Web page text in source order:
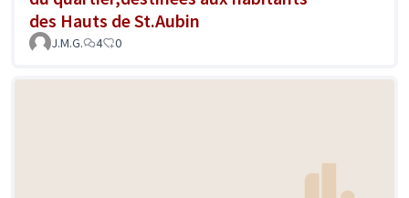
des Hauts de St.Aubin
J.M.G. 4 0